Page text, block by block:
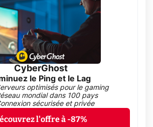
CyberGhost
le Ping et le Lag
optimisés pour le gaming
mondial dans 100 pays
sécurisée et privée
l'offre à -87%